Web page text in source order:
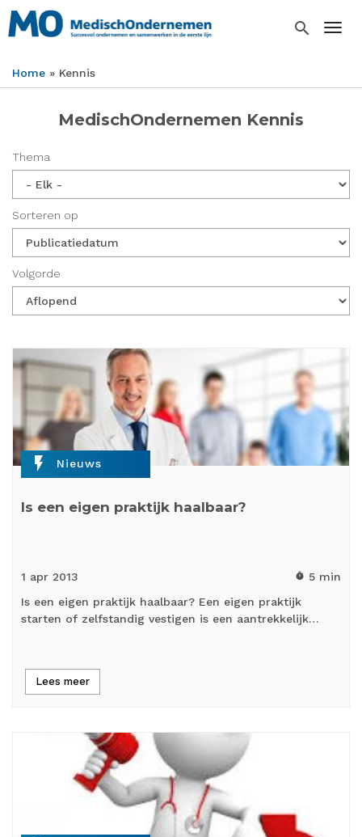
Overslaan
en
inhoud
search
Home Kennis
MedischOndernemen Kennis
Thema
Sorteren op
Volgorde
flash_on Nieuws
Is een eigen praktijk haalbaar?
1 apr 2013 timer 5 min
Is een eigen praktijk haalbaar? Een eigen praktijk
starten of zelfstandig vestigen is een aantrekkelijk…
Lees meer